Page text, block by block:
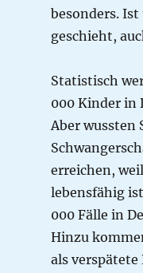
besonders.
geschieht,
Statistisch
000 Kinder in
Aber wussten
erreichen,
lebensfähig
000 Fälle in
Hinzu
als